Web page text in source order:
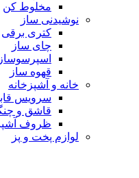
مخلوط کن
نوشیدنی ساز
کتری برقی
چای ساز
اسپرسوساز
قهوه ساز
خانه و آشپزخانه
سرویس
قاشق و
ظروف
لوازم پخت و پز